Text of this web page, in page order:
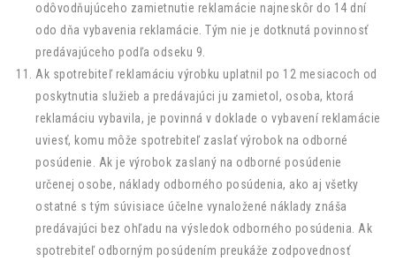
odôvodňujúceho zamietnutie reklamácie najneskôr do 14 dní
odo dňa vybavenia reklamácie. Tým nie je dotknutá povinnosť
predávajúceho podľa odseku 9.
Ak spotrebiteľ reklamáciu výrobku uplatnil po 12 mesiacoch od
poskytnutia služieb a predávajúci ju zamietol, osoba, ktorá
reklamáciu vybavila, je povinná v doklade o vybavení reklamácie
uviesť, komu môže spotrebiteľ zaslať výrobok na odborné
posúdenie. Ak je výrobok zaslaný na odborné posúdenie
určenej osobe, náklady odborného posúdenia, ako aj všetky
ostatné s tým súvisiace účelne vynaložené náklady znáša
predávajúci bez ohľadu na výsledok odborného posúdenia. Ak
spotrebiteľ odborným posúdením preukáže zodpovednosť